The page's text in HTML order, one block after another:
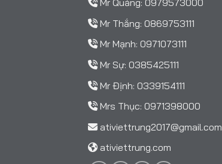
Mr Quảng: 0979573000
Mr Thắng: 0869753111
Mr Mạnh: 0971073111
Mr Sự: 0385425111
Mr Định: 0339154111
Mrs Thục: 0971398000
ativiettrung2017@gmail.com
ativiettrung.com